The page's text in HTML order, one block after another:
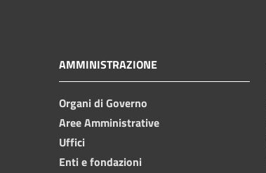
AMMINISTRAZIONE
Organi di Governo
Aree Amministrative
Uffici
Enti e fondazioni